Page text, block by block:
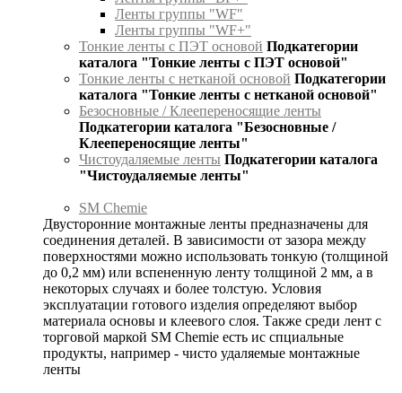
Ленты группы "WF"
Ленты группы "WF+"
Тонкие ленты с ПЭТ основой Подкатегории
каталога "Тонкие ленты с ПЭТ основой"
Тонкие ленты с нетканой основой Подкатегории
каталога "Тонкие ленты с нетканой основой"
Безосновные / Клеепереносящие ленты
Подкатегории каталога "Безосновные /
Клеепереносящие ленты"
Чистоудаляемые ленты Подкатегории каталога
"Чистоудаляемые ленты"
SM Chemie
Двусторонние монтажные ленты предназначены для
соединения деталей. В зависимости от зазора между
поверхностями можно использовать тонкую (толщиной
до 0,2 мм) или вспененную ленту толщиной 2 мм, а в
некоторых случаях и более толстую. Условия
эксплуатации готового изделия определяют выбор
материала основы и клеевого слоя. Также среди лент с
торговой маркой SM Chemie есть ис спциальные
продукты, например - чисто удаляемые монтажные
ленты